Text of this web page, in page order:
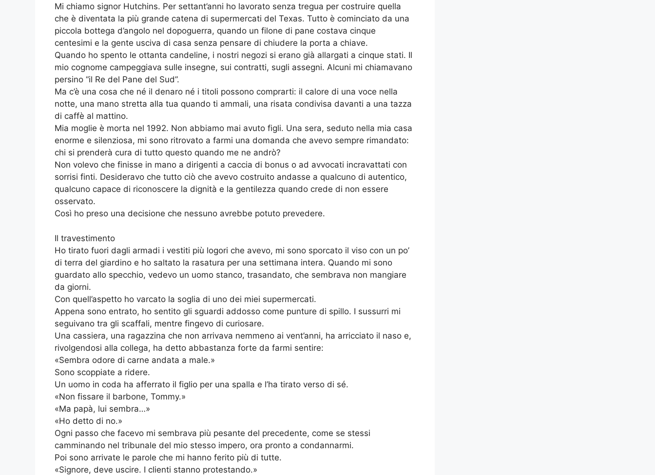
Mi chiamo signor Hutchins. Per settant’anni ho lavorato senza tregua per costruire quella
che è diventata la più grande catena di supermercati del Texas. Tutto è cominciato da una
piccola bottega d’angolo nel dopoguerra, quando un filone di pane costava cinque
centesimi e la gente usciva di casa senza pensare di chiudere la porta a chiave.
Quando ho spento le ottanta candeline, i nostri negozi si erano già allargati a cinque stati. Il
mio cognome campeggiava sulle insegne, sui contratti, sugli assegni. Alcuni mi chiamavano
persino “il Re del Pane del Sud”.
Ma c’è una cosa che né il denaro né i titoli possono comprarti: il calore di una voce nella
notte, una mano stretta alla tua quando ti ammali, una risata condivisa davanti a una tazza
di caffè al mattino.
Mia moglie è morta nel 1992. Non abbiamo mai avuto figli. Una sera, seduto nella mia casa
enorme e silenziosa, mi sono ritrovato a farmi una domanda che avevo sempre rimandato:
chi si prenderà cura di tutto questo quando me ne andrò?
Non volevo che finisse in mano a dirigenti a caccia di bonus o ad avvocati incravattati con
sorrisi finti. Desideravo che tutto ciò che avevo costruito andasse a qualcuno di autentico,
qualcuno capace di riconoscere la dignità e la gentilezza quando crede di non essere
osservato.
Così ho preso una decisione che nessuno avrebbe potuto prevedere.
Il travestimento
Ho tirato fuori dagli armadi i vestiti più logori che avevo, mi sono sporcato il viso con un po’
di terra del giardino e ho saltato la rasatura per una settimana intera. Quando mi sono
guardato allo specchio, vedevo un uomo stanco, trasandato, che sembrava non mangiare
da giorni.
Con quell’aspetto ho varcato la soglia di uno dei miei supermercati.
Appena sono entrato, ho sentito gli sguardi addosso come punture di spillo. I sussurri mi
seguivano tra gli scaffali, mentre fingevo di curiosare.
Una cassiera, una ragazzina che non arrivava nemmeno ai vent’anni, ha arricciato il naso e,
rivolgendosi alla collega, ha detto abbastanza forte da farmi sentire:
«Sembra odore di carne andata a male.»
Sono scoppiate a ridere.
Un uomo in coda ha afferrato il figlio per una spalla e l’ha tirato verso di sé.
«Non fissare il barbone, Tommy.»
«Ma papà, lui sembra…»
«Ho detto di no.»
Ogni passo che facevo mi sembrava più pesante del precedente, come se stessi
camminando nel tribunale del mio stesso impero, ora pronto a condannarmi.
Poi sono arrivate le parole che mi hanno ferito più di tutte.
«Signore, deve uscire. I clienti stanno protestando.»